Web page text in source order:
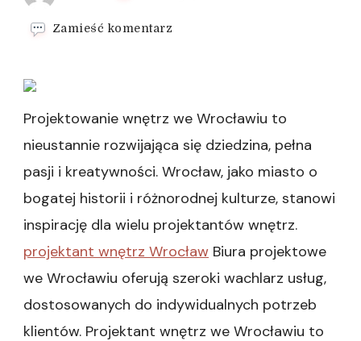
Zamieść komentarz
Wykończeń:
i
Trwałość
jako
Kryteria
Projektowanie wnętrz we Wrocławiu to
nieustannie rozwijająca się dziedzina, pełna
pasji i kreatywności. Wrocław, jako miasto o
bogatej historii i różnorodnej kulturze, stanowi
inspirację dla wielu projektantów wnętrz.
projektant wnętrz Wrocław Biura projektowe
we Wrocławiu oferują szeroki wachlarz usług,
dostosowanych do indywidualnych potrzeb
klientów. Projektant wnętrz we Wrocławiu to